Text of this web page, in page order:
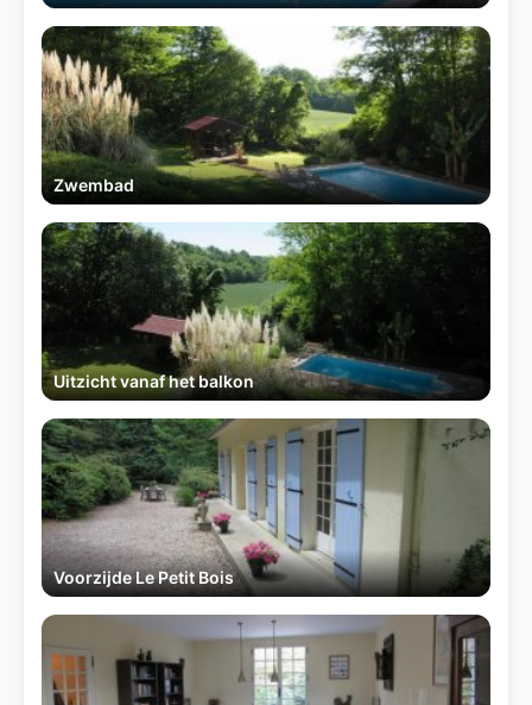
Zwembad
Uitzicht vanaf het balkon
Voorzijde Le Petit Bois